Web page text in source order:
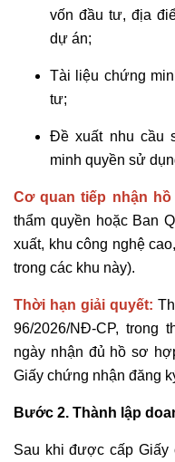
vốn đầu tư, địa
dự án;
Tài liệu chứng
tư;
Đề xuất nhu cầu
minh quyền sử
Cơ quan tiếp nhận hồ
thẩm quyền hoặc Ban
xuất, khu công nghệ
trong các khu này).
Thời hạn giải quyết:
96/2026/NĐ-CP, trong
ngày nhận đủ hồ sơ
Giấy chứng nhận đăng
Bước 2. Thành lập
Sau khi được cấp Giấy